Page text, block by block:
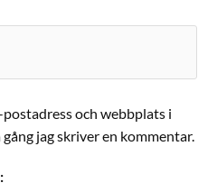
och webbplats i
jag skriver en kommentar.